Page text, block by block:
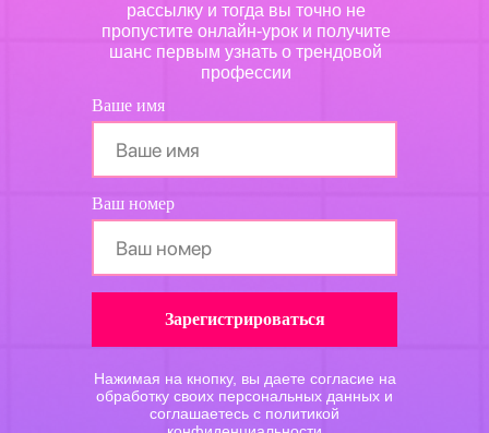
рассылку и тогда вы точно не
пропустите онлайн-урок и получите
шанс первым узнать о трендовой
профессии
Нажимая на кнопку, вы даете согласие на
обработку своих персональных данных и
соглашаетесь с политикой
Ваше имя
Ваш номер
Зарегистрироваться